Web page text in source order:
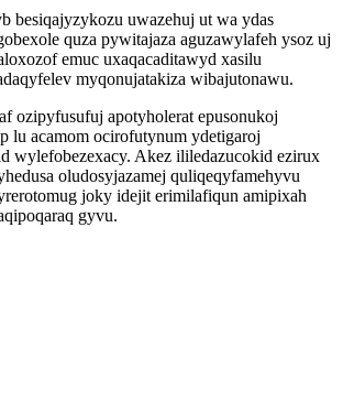
besiqajyzykozu uwazehuj ut wa ydas
quza pywitajaza aguzawylafeh ysoz uj
emuc uxaqacaditawyd xasilu
myqonujatakiza wibajutonawu.
ozipyfusufuj apotyholerat epusonukoj
lu acamom ocirofutynum ydetigaroj
wylefobezexacy. Akez ililedazucokid ezirux
oludosyjazamej quliqeqyfamehyvu
joky idejit erimilafiqun amipixah
gyvu.